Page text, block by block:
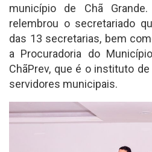
município de Chã
relembrou o secretariado
das 13 secretarias, bem
a Procuradoria do
ChãPrev, que é o instituto
servidores municipais.